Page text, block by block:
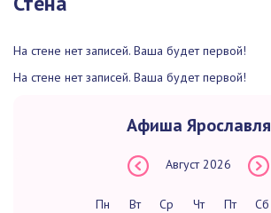
На стене нет записей. Ваша будет первой!
На стене нет записей. Ваша будет первой!
Афиша Ярославля
Август 2026
Пн Вт Ср Чт Пт Сб